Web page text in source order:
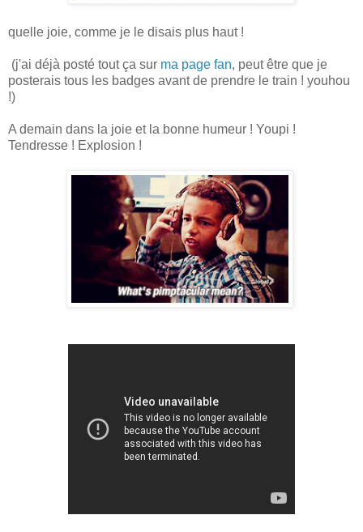
quelle joie, comme je le disais plus haut !
(j'ai déjà posté tout ça sur ma page fan, peut être que je
posterais tous les badges avant de prendre le train ! youhou
!)
A demain dans la joie et la bonne humeur ! Youpi !
Tendresse ! Explosion !